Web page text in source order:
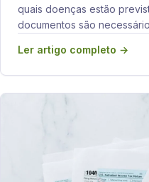
quais doenças estão
documentos são
Ler artigo completo →